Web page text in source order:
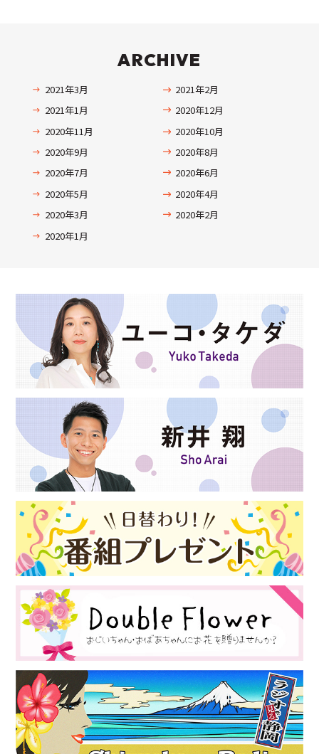
ARCHIVE
2021年3月
2021年2月
2021年1月
2020年12月
2020年11月
2020年10月
2020年9月
2020年8月
2020年7月
2020年6月
2020年5月
2020年4月
2020年3月
2020年2月
2020年1月